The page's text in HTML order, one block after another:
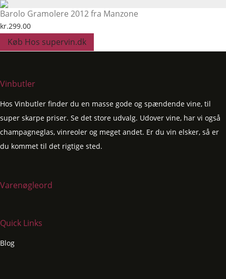
Barolo Gramolere 2012 fra Manzone
kr.299.00
Køb Hos supervin.dk
Vinbutler
Hos Vinbutler finder du en masse gode og spændende vine, til
super skarpe priser. Se det store udvalg. Udover vine, har vi også
champagneglas, vinreoler og meget andet. Er du vin elsker, så er
du kommet til det rigtige sted.
Varenøgleord
Quick Links
Blog